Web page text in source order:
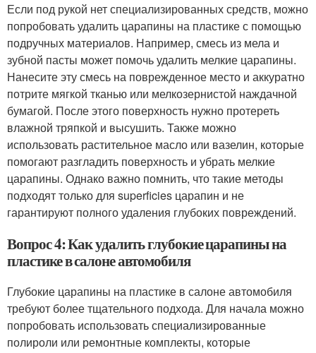
Если под рукой нет специализированных средств, можно
попробовать удалить царапины на пластике с помощью
подручных материалов. Например, смесь из мела и
зубной пасты может помочь удалить мелкие царапины.
Нанесите эту смесь на поврежденное место и аккуратно
потрите мягкой тканью или мелкозернистой наждачной
бумагой. После этого поверхность нужно протереть
влажной тряпкой и высушить. Также можно
использовать растительное масло или вазелин, которые
помогают разгладить поверхность и убрать мелкие
царапины. Однако важно помнить, что такие методы
подходят только для superficies царапин и не
гарантируют полного удаления глубоких повреждений.
Вопрос 4: Как удалить глубокие царапины на
пластике в салоне автомобиля
Глубокие царапины на пластике в салоне автомобиля
требуют более тщательного подхода. Для начала можно
попробовать использовать специализированные
полироли или ремонтные комплекты, которые